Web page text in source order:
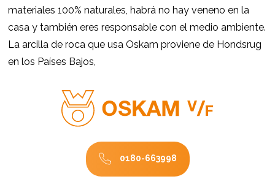
materiales 100% naturales, habrá no hay veneno en la
casa y también eres responsable con el medio ambiente.
La arcilla de roca que usa Oskam proviene de Hondsrug
en los Países Bajos,
0180-663998